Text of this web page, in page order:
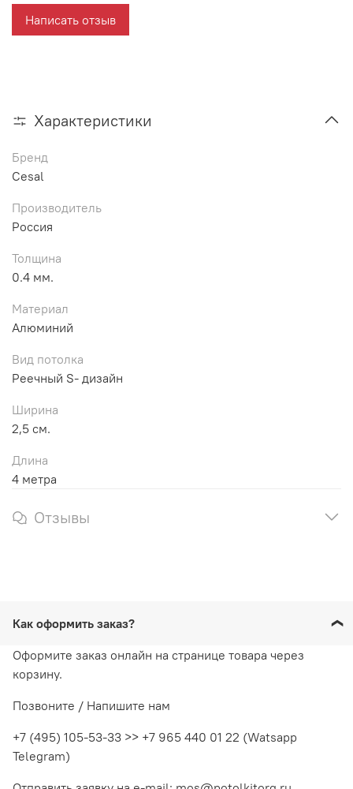
Написать отзыв
Характеристики
Бренд
Cesal
Производитель
Россия
Толщина
0.4 мм.
Материал
Алюминий
Вид потолка
Реечный S- дизайн
Ширина
2,5 см.
Длина
4 метра
Отзывы
Как оформить заказ?
Оформите заказ онлайн на странице товара через
корзину.
Позвоните / Напишите нам
+7 (495) 105-53-33 >> +7 965 440 01 22 (Watsapp
Telegram)